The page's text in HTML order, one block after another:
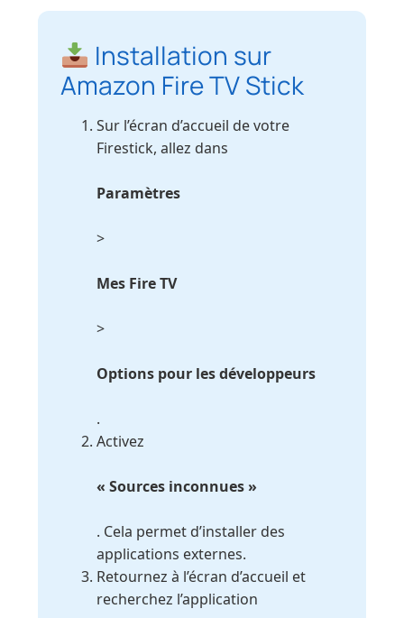
Installation sur
Amazon Fire TV Stick
Sur l’écran d’accueil de votre
Firestick, allez dans
Paramètres
>
Mes Fire TV
>
Options pour les développeurs
.
Activez
« Sources inconnues »
. Cela permet d’installer des
applications externes.
Retournez à l’écran d’accueil et
recherchez l’application